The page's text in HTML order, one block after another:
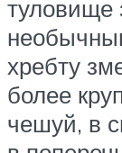
туловище
хребту
более
чешуй, в